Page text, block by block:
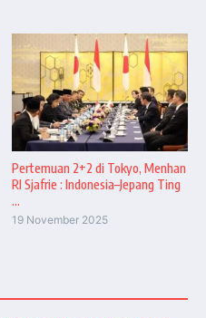
Pertemuan 2+2 di Tokyo, Menhan
RI Sjafrie : Indonesia–Jepang Ting
...
19 November 2025